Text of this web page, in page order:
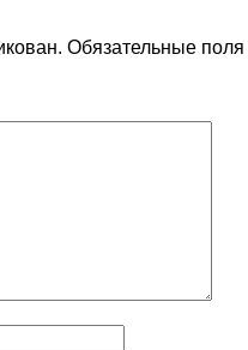
Обязательные поля